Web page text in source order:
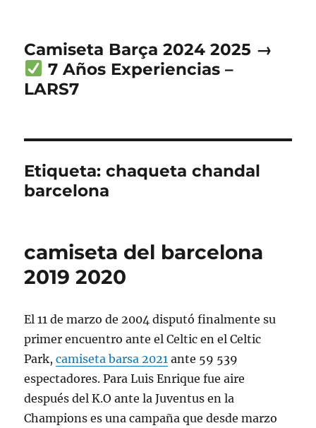
Camiseta Barça 2024 2025 →
7 Años Experiencias –
LARS7
Etiqueta:chaqueta chandal
barcelona
camiseta del barcelona
2019 2020
El 11 de marzo de 2004 disputó finalmente su
primer encuentro ante el Celtic en el Celtic
Park,camiseta barsa 2021 ante 59 539
espectadores. Para Luis Enrique fue aire
después del K.O ante la Juventus en la
Champions es una campaña que desde marzo